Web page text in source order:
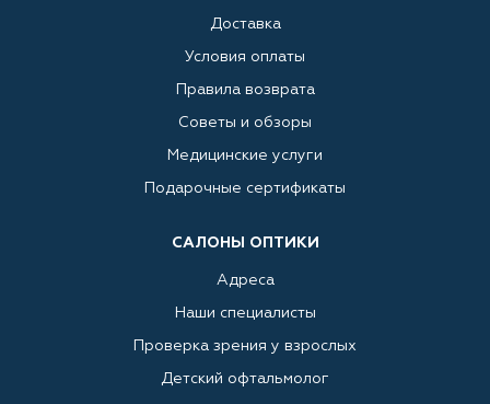
Доставка
Условия оплаты
Правила возврата
Советы и обзоры
Медицинские услуги
Подарочные сертификаты
САЛОНЫ ОПТИКИ
Адреса
Наши специалисты
Проверка зрения у взрослых
Детский офтальмолог